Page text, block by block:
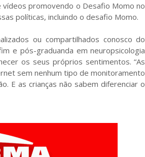
vídeos promovendo o Desafio Momo no
políticas, incluindo o desafio Momo.
ou compartilhados conosco do
e pós-graduanda em neuropsicologia
os seus próprios sentimentos. “As
sem nenhum tipo de monitoramento
E as crianças não sabem diferenciar o